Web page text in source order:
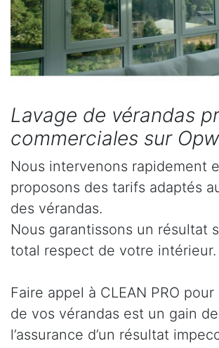
Lavage de vérandas
commerciales sur
Nous intervenons rapidement
proposons des tarifs adaptés
des vérandas.
Nous garantissons un résultat
total respect de votre intérieur.
Faire appel à CLEAN PRO
de vos vérandas est un gain
l’assurance d’un résultat